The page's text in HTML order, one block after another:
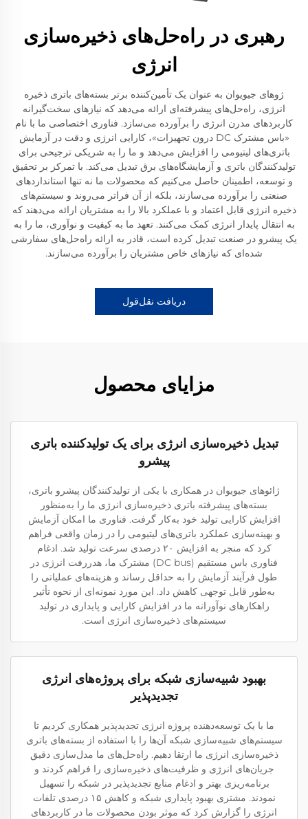
رهبری در راه‌حل‌های ذخیره‌سازی
انرژی
ژوهای جیویوان به عنوان یک تأمین‌کننده برتر بسته‌های باتری ذخیره
انرژی، راه‌حل‌های پیشرفته‌ای ارائه می‌دهد که نیازهای سخت‌گیرانه
کاربردهای مدرن انرژی را برآورده می‌سازد. فناوری اختصاصی ما با نام
«باس مشترک DC درون تجهیزات»، کارایی انرژی و دقت در آزمایش
باتری‌های لیتیومی را افزایش می‌دهد و ما را به شریکی ترجیحی برای
تولیدکنندگان باتری و آزمایشگاه‌های برق تبدیل می‌کند. با تمرکز بر تحقیق
و توسعه، اطمینان حاصل می‌کنیم که محصولات ما نه تنها استانداردهای
صنعتی را برآورده می‌سازند، بلکه از آن فراتر می‌روند و سیستم‌های
ذخیره انرژی قابل اعتماد و با عملکرد بالا را به مشتریان ارائه می‌دهند که
به انتقال پایدار انرژی کمک می‌کنند. تعهد ما به کیفیت و نوآوری، ما را به
یک پیشرو در صنعت تبدیل کرده است، قادر به ارائه راه‌حل‌های سفارشی
شده‌ای که نیازهای خاص مشتریان را برآورده می‌سازند.
دریافت نقل‌قول
مزایای محصول
تبدیل ذخیره‌سازی انرژی برای یک تولیدکننده باتری
پیشرو
ژائوهای جیویوان در همکاری با یکی از تولیدکنندگان پیشرو باتری،
بسته‌های پیشرفته باتری ذخیره‌سازی انرژی ما را به‌منظور
افزایش کارایی تولید خود به‌کار گرفت. فناوری ما امکان آزمایش
و بهینه‌سازی عملکرد باتری‌های لیتیومی را در زمان واقعی فراهم
کرد که منجر به افزایش ۲۰ درصدی سرعت تولید شد. ادغام
فناوری باس مستقیم (DC bus) مشترک ما، هدررفت انرژی در
طول فرآیند آزمایش را به حداقل رساند و هزینه‌های عملیاتی را
به‌طور قابل توجهی کاهش داد. این مورد نمونه‌ای از نحوه تأثیر
راهکارهای نوآورانه ما در افزایش کارایی و پایداری در تولید
سیستم‌های ذخیره‌سازی انرژی است.
بهبود شبیه‌سازی شبکه برای پروژه‌های انرژی
تجدیدپذیر
ما با یک توسعه‌دهنده پروژه انرژی تجدیدپذیر همکاری کردیم تا
سیستم‌های شبیه‌سازی شبکه آن‌ها را با استفاده از بسته‌های باتری
ذخیره‌سازی انرژی ما ارتقا دهیم. راه‌حل‌های ما مدل‌سازی دقیق
جریان‌های انرژی و ظرفیت‌های ذخیره‌سازی را فراهم کردند و
برنامه‌ریزی بهتر و ادغام منابع تجدیدپذیر در شبکه را تسهیل
نمودند. مشتری بهبود پایداری شبکه و کاهش ۱۵ درصدی تلفات
انرژی را گزارش کرد که موثر بودن محصولات ما در کاربردهای